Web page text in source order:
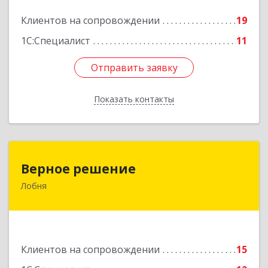
Клиентов на сопровождении
19
1С:Специалист
11
Отправить заявку
Показать контакты
Отправить заявку
Назад
Верное решение
Лобня
Клиентов на сопровождении
15
141730, Московская обл, Лобня г, Чехова ул,